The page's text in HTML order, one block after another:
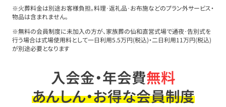
※火葬料金は別途お客様負担。料理･返礼品･お布施などのプラン外サービス・
物品は含まれません。
※無料の会員制度に未加入の方が、家族葬の仙和直営式場で通夜･告別式を
行う場合は式場使用料として一日利用5.5万円(税込)・二日利用11万円(税込)
が別途必要となります
入会金・年会費無料
あんしん・お得な会員制度